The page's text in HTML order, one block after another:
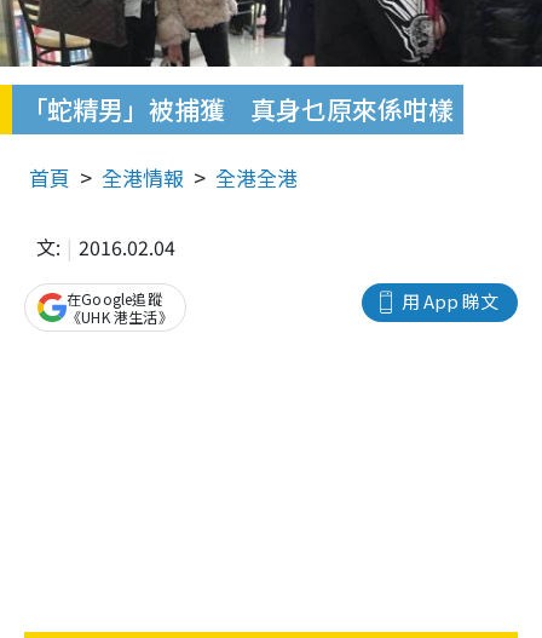
「蛇精男」被捕獲 真身乜原來係咁樣
首頁 全港情報 全港全港
文: 2016.02.04
用 App 睇文
在Google追蹤
《UHK 港生活》